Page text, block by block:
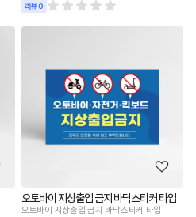
리뷰 0
오토바이 지상출입 금지 바닥스티커 타입
오토바이 지상출입 금지 바닥스티커 타입